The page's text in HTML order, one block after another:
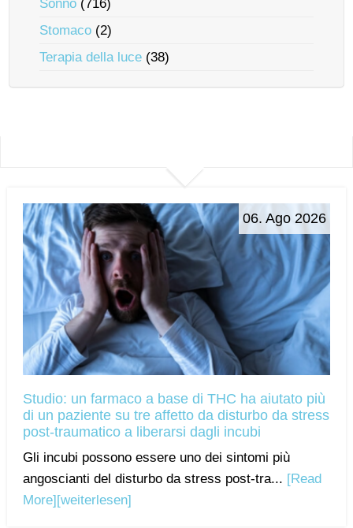
Sonno (716)
Stomaco (2)
Terapia della luce (38)
06. Ago 2026
Studio: un farmaco a base di THC ha aiutato più
di un paziente su tre affetto da disturbo da stress
post-traumatico a liberarsi dagli incubi
Gli incubi possono essere uno dei sintomi più
angoscianti del disturbo da stress post-tra... [Read
More] [weiterlesen]